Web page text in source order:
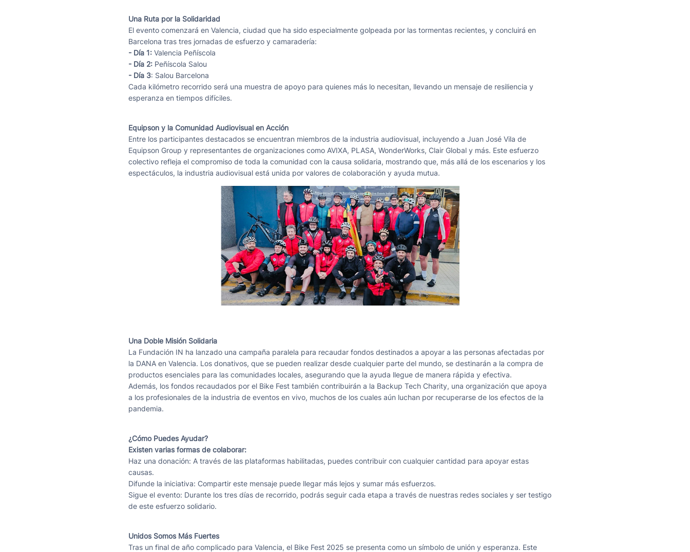
Una Ruta por la Solidaridad
El evento comenzará en Valencia, ciudad que ha sido especialmente golpeada por las tormentas recientes, y concluirá en
Barcelona tras tres jornadas de esfuerzo y camaradería:
- Día 1: Valencia Peñíscola
- Día 2: Peñíscola Salou
- Día 3: Salou Barcelona
Cada kilómetro recorrido será una muestra de apoyo para quienes más lo necesitan, llevando un mensaje de resiliencia y
esperanza en tiempos difíciles.
Equipson y la Comunidad Audiovisual en Acción
Entre los participantes destacados se encuentran miembros de la industria audiovisual, incluyendo a Juan José Vila de
Equipson Group y representantes de organizaciones como AVIXA, PLASA, WonderWorks, Clair Global y más. Este esfuerzo
colectivo refleja el compromiso de toda la comunidad con la causa solidaria, mostrando que, más allá de los escenarios y los
espectáculos, la industria audiovisual está unida por valores de colaboración y ayuda mutua.
Una Doble Misión Solidaria
La Fundación IN ha lanzado una campaña paralela para recaudar fondos destinados a apoyar a las personas afectadas por
la DANA en Valencia. Los donativos, que se pueden realizar desde cualquier parte del mundo, se destinarán a la compra de
productos esenciales para las comunidades locales, asegurando que la ayuda llegue de manera rápida y efectiva.
Además, los fondos recaudados por el Bike Fest también contribuirán a la Backup Tech Charity, una organización que apoya
a los profesionales de la industria de eventos en vivo, muchos de los cuales aún luchan por recuperarse de los efectos de la
pandemia.
¿Cómo Puedes Ayudar?
Existen varias formas de colaborar:
Haz una donación: A través de las plataformas habilitadas, puedes contribuir con cualquier cantidad para apoyar estas
causas.
Difunde la iniciativa: Compartir este mensaje puede llegar más lejos y sumar más esfuerzos.
Sigue el evento: Durante los tres días de recorrido, podrás seguir cada etapa a través de nuestras redes sociales y ser testigo
de este esfuerzo solidario.
Unidos Somos Más Fuertes
Tras un final de año complicado para Valencia, el Bike Fest 2025 se presenta como un símbolo de unión y esperanza. Este